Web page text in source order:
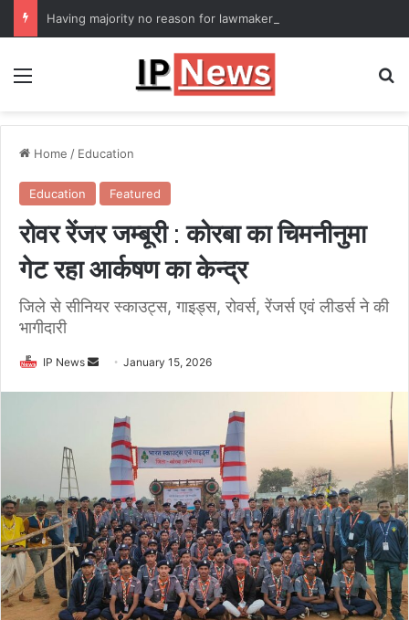
Menu
Home / Education
Education Featured
रोवर रेंजर जम्बूरी : कोरबा का चिमनीनुमा
गेट रहा आर्कषण का केन्द्र
जिले से सीनियर स्काउट्स, गाइड्स, रोवर्स, रेंजर्स एवं लीडर्स ने की
भागीदारी
IP News
SendJanuary 15, 2026